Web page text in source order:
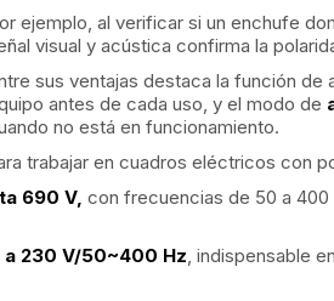
ejemplo, al verificar si un enchufe
visual y acústica confirma la
sus ventajas destaca la función
antes de cada uso, y el modo de
no está en funcionamiento.
trabajar en cuadros eléctricos con
690 V, con frecuencias de 50 a 400
230 V/50~400 Hz, indispensable